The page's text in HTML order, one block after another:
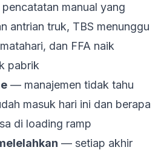
manual yang
antrian truk, TBS menunggu
dan FFA naik
pabrik
— manajemen tidak tahu
masuk hari ini dan berapa
di loading ramp
— setiap akhir